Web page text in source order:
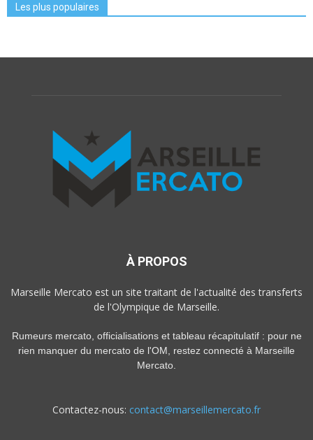
Les plus populaires
À PROPOS
Marseille Mercato est un site traitant de l'actualité des transferts
de l'Olympique de Marseille.
Rumeurs mercato, officialisations et tableau récapitulatif : pour ne
rien manquer du mercato de l'OM, restez connecté à Marseille
Mercato.
Contactez-nous: contact@marseillemercato.fr